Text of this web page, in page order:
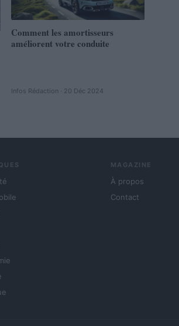
Comment les amortisseurs
améliorent votre conduite
Infos Rédaction · 20 Déc 2024
MAGAZINE
À propos
Contact